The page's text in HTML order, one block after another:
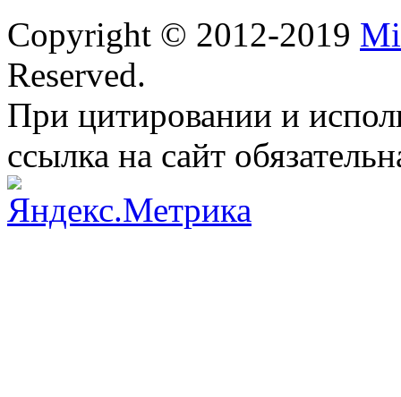
Copyright © 2012-2019
Reserved.
При цитировании и
ссылка на сайт